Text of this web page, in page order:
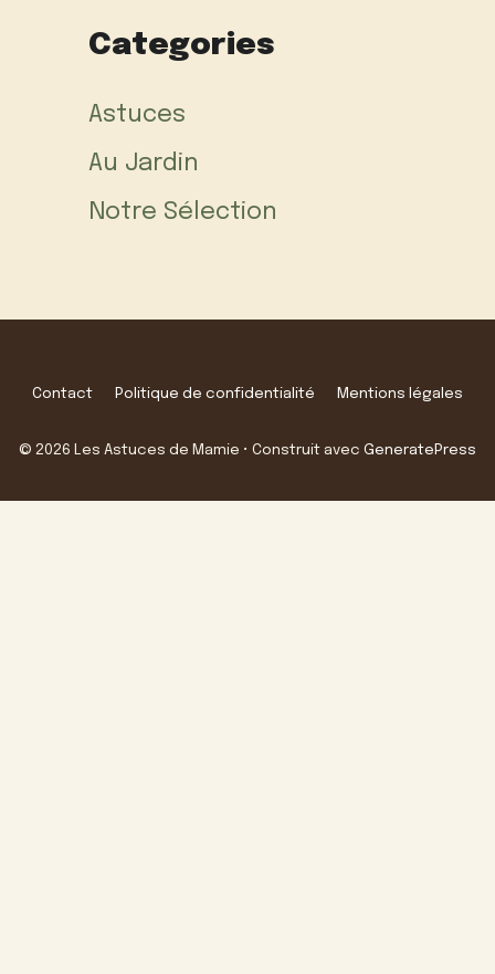
Categories
Astuces
Au Jardin
Notre Sélection
Contact Politique de confidentialité Mentions légales
© 2026 Les Astuces de Mamie • Construit avec GeneratePress